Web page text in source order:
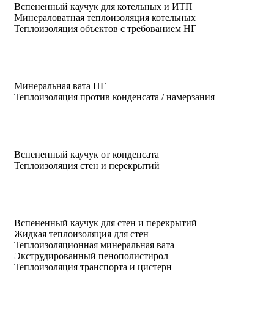
Вспененный каучук для котельных и ИТП
Минераловатная теплоизоляция котельных
Теплоизоляция объектов с требованием НГ
Минеральная вата НГ
Теплоизоляция против конденсата / намерзания
Вспененный каучук от конденсата
Теплоизоляция стен и перекрытий
Вспененный каучук для стен и перекрытий
Жидкая теплоизоляция для стен
Теплоизоляционная минеральная вата
Экструдированный пенополистирол
Теплоизоляция транспорта и цистерн